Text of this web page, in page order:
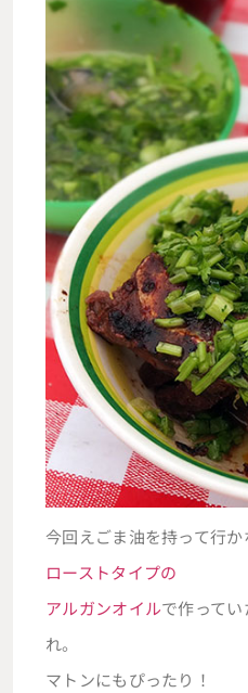
今回えごま油を持って行か
ローストタイプの
アルガンオイルで作って
れ。
マトンにもぴったり！